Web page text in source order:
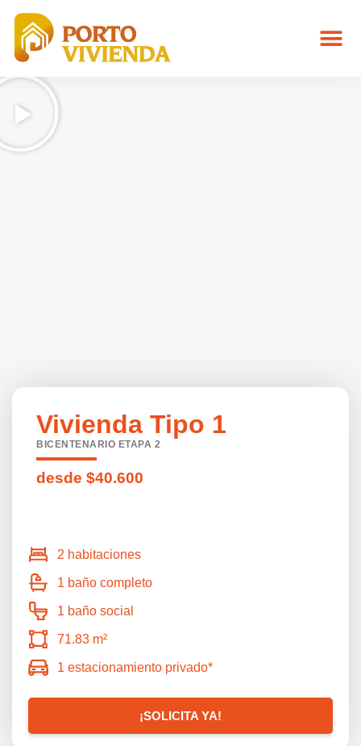
Vivienda Tipo 1
BICENTENARIO ETAPA 2
desde $40.600
2 habitaciones
1 baño completo
1 baño social
71.83 m²
1 estacionamiento privado*
¡SOLICITA YA!